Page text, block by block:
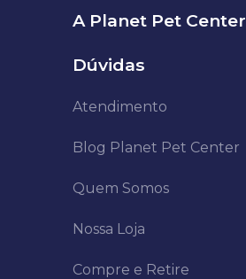
A Planet Pet Center
Dúvidas
Atendimento
Blog Planet Pet Center
Quem Somos
Nossa Loja
Compre e Retire